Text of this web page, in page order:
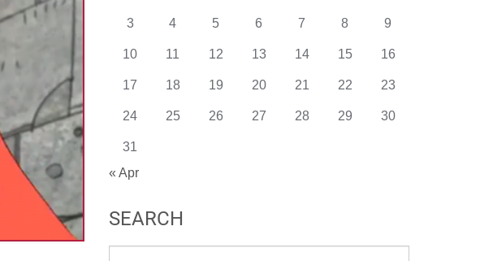
3 4 5 6 7 8 9
10 11 12 13 14 15 16
17 18 19 20 21 22 23
24 25 26 27 28 29 30
31
« Apr
SEARCH